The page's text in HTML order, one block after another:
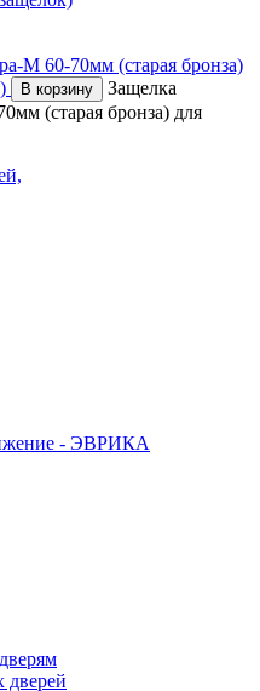
М 60-70мм (старая бронза)
В корзину
Защелка
(старая бронза) для
- ЭВРИКА
дверей